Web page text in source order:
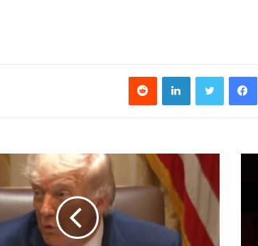
فیس بوک توییتر لینکدین‫رددیت